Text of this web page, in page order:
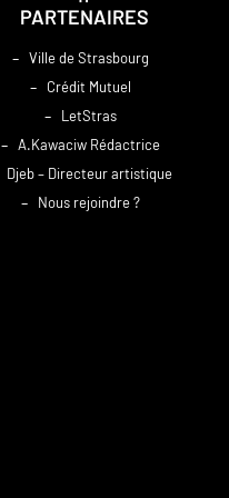
PARTENAIRES
– Ville de Strasbourg
– Crédit Mutuel
– LetStras
– A.Kawaciw Rédactrice
Djeb – Directeur artistique
– Nous rejoindre ?